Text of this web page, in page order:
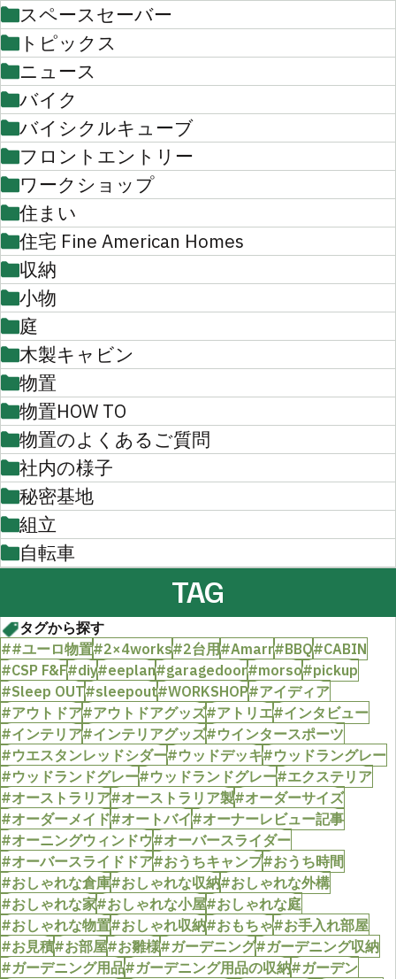
スペースセーバー
トピックス
ニュース
バイク
バイシクルキューブ
フロントエントリー
ワークショップ
住まい
住宅 Fine American Homes
収納
小物
庭
木製キャビン
物置
物置HOW TO
物置のよくあるご質問
社内の様子
秘密基地
組立
自転車
TAG
タグから探す
##ユーロ物置#2×4works#2台用#Amarr#BBQ#CABIN
#CSP F&F#diy#eeplan#garagedoor#morso#pickup
#Sleep OUT#sleepout#WORKSHOP#アイディア
#アウトドア#アウトドアグッズ#アトリエ#インタビュー
#インテリア#インテリアグッズ#ウインタースポーツ
#ウエスタンレッドシダー#ウッドデッキ#ウッドラングレー
#ウッドランドグレー#ウッドランドグレー#エクステリア
#オーストラリア#オーストラリア製#オーダーサイズ
#オーダーメイド#オートバイ#オーナーレビュー記事
#オーニングウィンドウ#オーバースライダー
#オーバースライドドア#おうちキャンプ#おうち時間
#おしゃれな倉庫#おしゃれな収納#おしゃれな外構
#おしゃれな家#おしゃれな小屋#おしゃれな庭
#おしゃれな物置#おしゃれ収納#おもちゃ#お手入れ部屋
#お見積#お部屋#お雛様#ガーデニング#ガーデニング収納
#ガーデニング用品#ガーデニング用品の収納#ガーデン